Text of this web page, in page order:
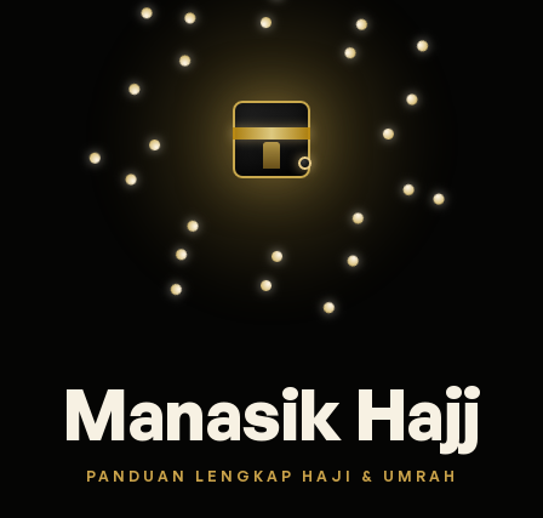
Manasik Hajj
PANDUAN LENGKAP HAJI & UMRAH